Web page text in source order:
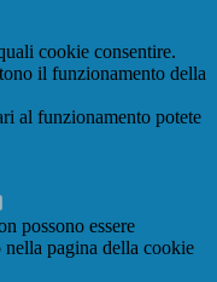
cookie consentire.
il funzionamento della
al funzionamento potete
possono essere
pagina della cookie